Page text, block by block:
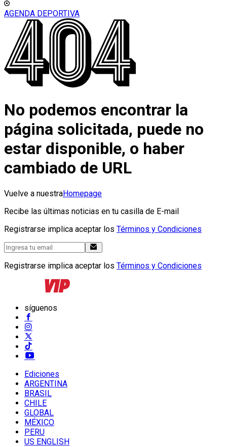
AGENDA DEPORTIVA
No podemos encontrar la
página solicitada, puede no
estar disponible, o haber
cambiado de URL
Vuelve a nuestraHomepage
Recibe las últimas noticias en tu casilla de E-mail
Registrarse implica aceptar los Términos y Condiciones
Registrarse implica aceptar los Términos y Condiciones
síguenos
Ediciones
ARGENTINA
BRASIL
CHILE
GLOBAL
MÉXICO
PERU
US ENGLISH